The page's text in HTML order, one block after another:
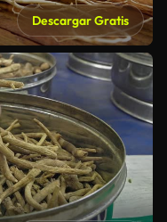
Descargar Gratis